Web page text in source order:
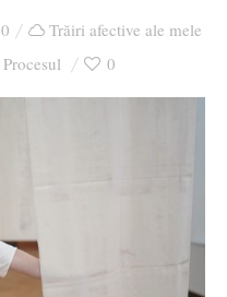
0
Trăiri afective ale mele
Procesul 0